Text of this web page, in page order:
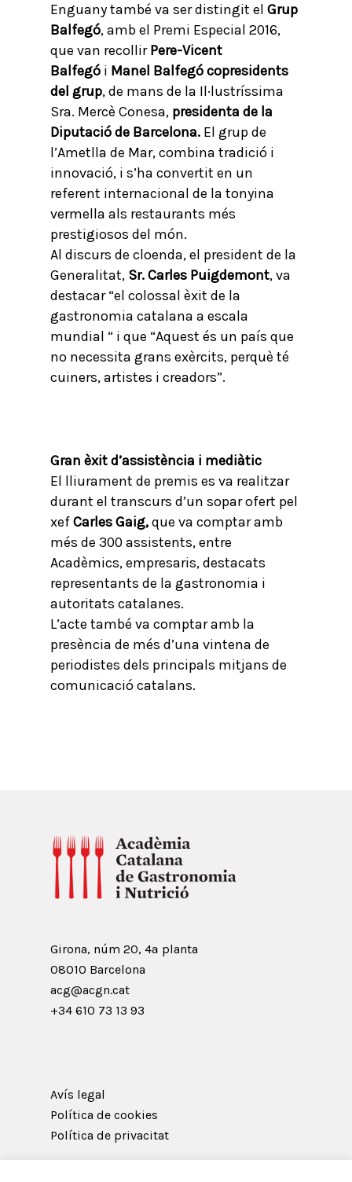
Enguany també va ser distingit el Grup
Balfegó, amb el Premi Especial 2016,
que van recollirPere-Vicent
Balfegó i Manel Balfegó copresidents
del grup, de mans de la Il·lustríssima
Sra. Mercè Conesa, presidenta de la
Diputació de Barcelona. El grup de
l’Ametlla de Mar, combina tradició i
innovació, i s’ha convertit en un
referent internacional de la tonyina
vermella als restaurants més
prestigiosos del món.
Al discurs de cloenda, el president de la
Generalitat, Sr.Carles Puigdemont, va
destacar “el colossal èxit de la
gastronomia catalana a escala
mundial “ i que “Aquest és un país que
no necessita grans exèrcits, perquè té
cuiners, artistes i creadors”.
Gran èxit d’assistència i mediàtic
El lliurament de premis es va realitzar
durant el transcurs d’un sopar ofert pel
xefCarles Gaig,que va comptar amb
més de 300 assistents, entre
Acadèmics, empresaris, destacats
representants de la gastronomia i
autoritats catalanes.
L’acte també va comptar amb la
presència de més d’una vintena de
periodistes dels principals mitjans de
comunicació catalans.
Girona, núm 20, 4ª planta
08010 Barcelona
acg@acgn.cat
+34 610 73 13 93
Avís legal
Política de cookies
Política de privacitat